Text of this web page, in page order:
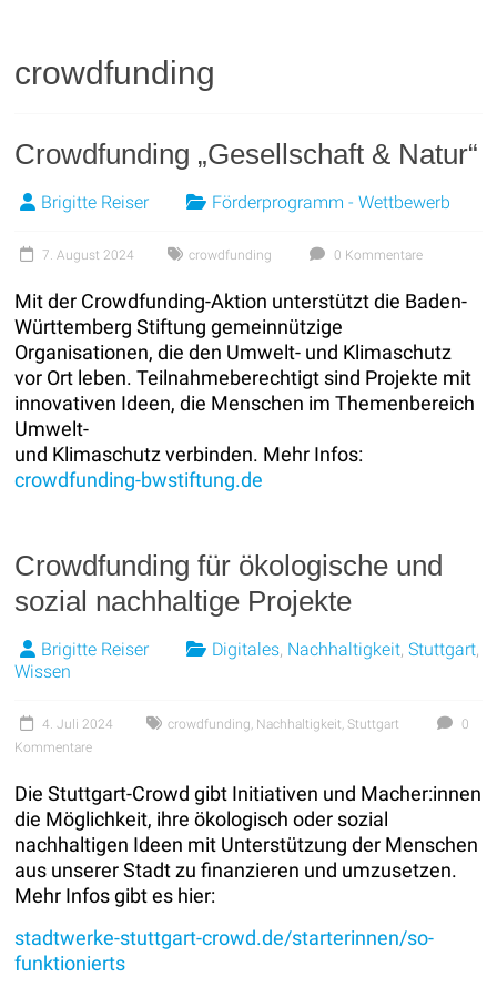
crowdfunding
Crowdfunding „Gesellschaft & Natur“
Brigitte Reiser Förderprogramm - Wettbewerb
7. August 2024 crowdfunding 0 Kommentare
Mit der Crowdfunding-Aktion unterstützt die Baden-
Württemberg Stiftung gemeinnützige
Organisationen, die den Umwelt- und Klimaschutz
vor Ort leben. Teilnahmeberechtigt sind Projekte mit
innovativen Ideen, die Menschen im Themenbereich
Umwelt-
und Klimaschutz verbinden. Mehr Infos:
crowdfunding-bwstiftung.de
Crowdfunding für ökologische und
sozial nachhaltige Projekte
Brigitte Reiser Digitales, Nachhaltigkeit,Stuttgart,
Wissen
4. Juli 2024 crowdfunding, Nachhaltigkeit, Stuttgart
0
Kommentare
Die Stuttgart-Crowd gibt Initiativen und Macher:innen
die Möglichkeit, ihre ökologisch oder sozial
nachhaltigen Ideen mit Unterstützung der Menschen
aus unserer Stadt zu finanzieren und umzusetzen.
Mehr Infos gibt es hier:
stadtwerke-stuttgart-crowd.de/starterinnen/so-
funktionierts